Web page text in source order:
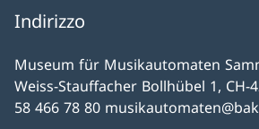
Indirizzo
Museum für Musikautomaten
Weiss-Stauffacher Bollhübel 1, CH-
58 466 78 80